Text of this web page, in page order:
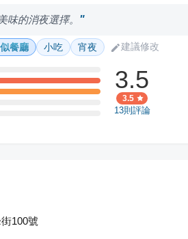
味的消夜選擇。
餐廳 小吃 宵夜 建議修改
3.5
3.5
13則評論
100號